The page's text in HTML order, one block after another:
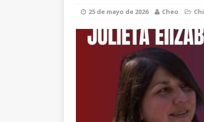
25 de mayo de 2026 Cheo